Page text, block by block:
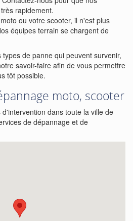
rapidement.
ou votre scooter, il n'est plus
équipes terrain se chargent de
de panne qui peuvent survenir,
savoir-faire afin de vous permettre
tôt possible.
moto, scooter
dans toute la ville de
de dépannage et de